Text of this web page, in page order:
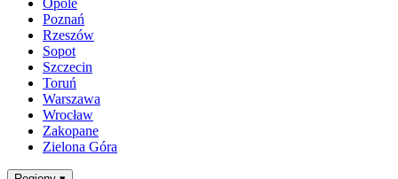
Opole
Poznań
Rzeszów
Sopot
Szczecin
Toruń
Warszawa
Wrocław
Zakopane
Zielona Góra